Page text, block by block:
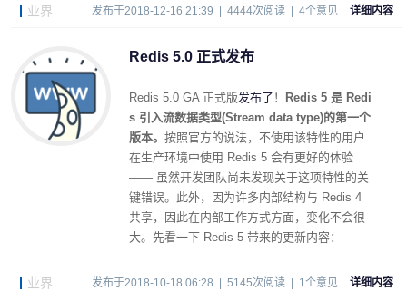
业界 发布于2018-12-16 21:39 | 4444次阅读 | 4个意见 详细内容
Redis 5.0 正式发布
Redis 5.0 GA 正式版发布了 ！
Redis 5 是 Redi
s 引入流数据类型(Stream data type)的第一个
版本。 按照官方的说法，不使用该特性的用户
在生产环境中使用 Redis 5 会有更好的体验
—— 虽然开发团队尚未发现关于这项特性的关
键错误。此外，因为许多内部结构与 Redis 4
共享，因此在内部工作方式方面，变化不会很
大。先看一下 Redis 5 带来的更新内容：
业界 发布于2018-10-18 06:28 | 5145次阅读 | 1个意见 详细内容